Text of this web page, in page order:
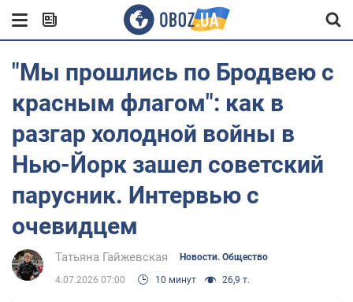
"Мы прошлись по Бродвею с
красным флагом": как в
разгар холодной войны в
Нью-Йорк зашел советский
парусник. Интервью с
очевидцем
Татьяна Гайжевская Новости. Общество
4.07.2026 07:00 10 минут 26,9 т.